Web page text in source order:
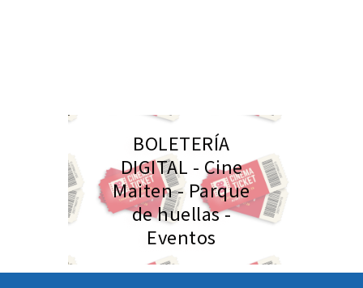
BOLETERÍA
DIGITAL - Cine
Maiten - Parque
de huellas -
Eventos